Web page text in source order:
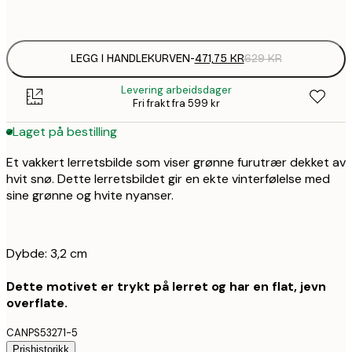
LEGG I HANDLEKURVEN-471,75 KR629 KR
Levering arbeidsdager
Fri frakt fra 599 kr
Laget på bestilling
Et vakkert lerretsbilde som viser grønne furutrær dekket av
hvit snø. Dette lerretsbildet gir en ekte vinterfølelse med
sine grønne og hvite nyanser.
Dybde: 3,2 cm
Dette motivet er trykt på lerret og har en flat, jevn
overflate.
CANPS53271-5
Prishistorikk